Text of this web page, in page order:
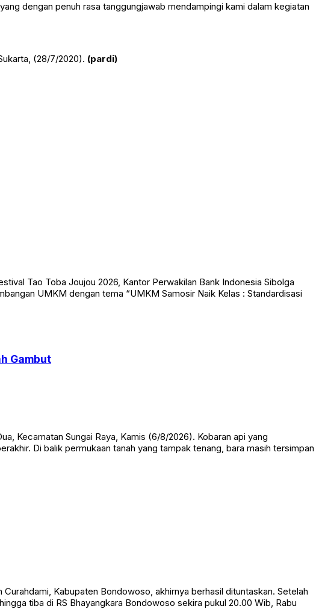
dengan penuh rasa tanggungjawab mendampingi kami dalam kegiatan
(28/7/2020). (pardi)
Tao Toba Joujou 2026, Kantor Perwakilan Bank Indonesia Sibolga
UMKM dengan tema “UMKM Samosir Naik Kelas : Standardisasi
Gambut
Kecamatan Sungai Raya, Kamis (6/8/2026). Kobaran api yang
Di balik permukaan tanah yang tampak tenang, bara masih tersimpan
Kabupaten Bondowoso, akhirnya berhasil dituntaskan. Setelah
tiba di RS Bhayangkara Bondowoso sekira pukul 20.00 Wib, Rabu